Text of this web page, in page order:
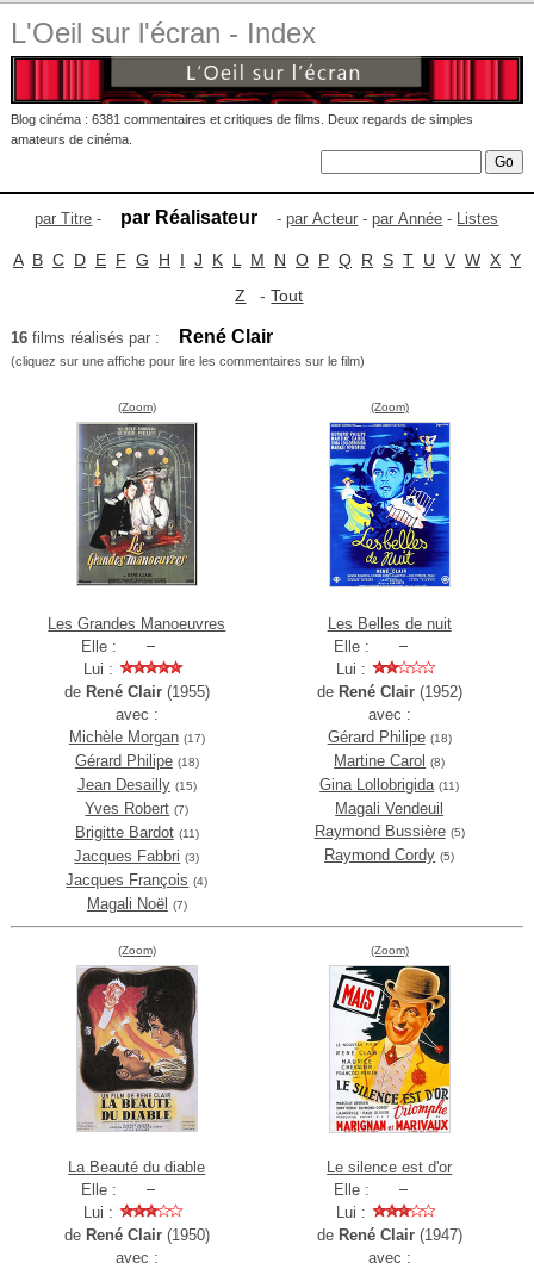
L'Oeil sur l'écran - Index
Blog cinéma : 6381 commentaires et critiques de films. Deux regards de simples
amateurs de cinéma.
par Titre - par Réalisateur -par Acteur -par Année - Listes
A B C D E F G H I J K L M N O P Q R S T U V W X Y
Z -Tout
16films réalisés par : René Clair
(cliquez sur une affiche pour lire les commentaires sur le film)
(Zoom)
Les Grandes Manoeuvres
Elle :
Lui :
de René Clair(1955)
avec :
Michèle Morgan (17)
Gérard Philipe (18)
Jean Desailly (15)
Yves Robert (7)
Brigitte Bardot (11)
Jacques Fabbri (3)
Jacques François (4)
Magali Noël (7)
(Zoom)
Les Belles de nuit
Elle :
Lui :
de René Clair(1952)
avec :
Gérard Philipe (18)
Martine Carol (8)
Gina Lollobrigida (11)
Magali Vendeuil
Raymond Bussière (5)
Raymond Cordy (5)
(Zoom)
La Beauté du diable
Elle :
Lui :
de René Clair(1950)
avec :
(Zoom)
Le silence est d'or
Elle :
Lui :
de René Clair(1947)
avec :